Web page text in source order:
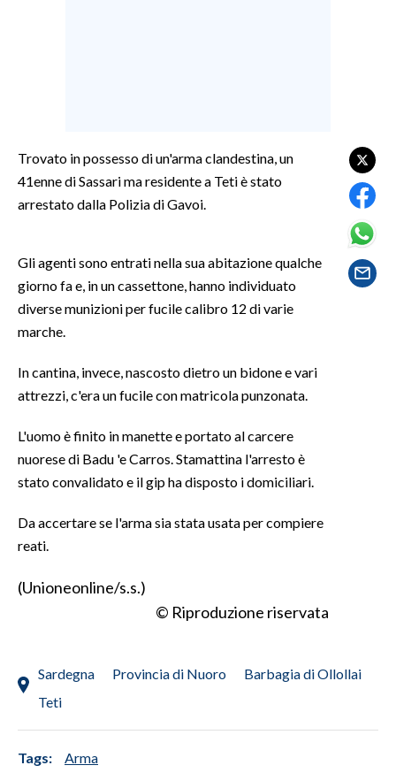
CULTURA
SPETTACOLI
SALUTE
SARDEGNA TURISMO
SARDI NEL MONDO
NOTIZIE
#CARAUNIONE
INSULARITÀ
INFO AZIENDE
NECROLOGI
PUBBLICITÀ
SPIAGGE
STORE
Trovato in possesso di un'arma clandestina, un
41enne di Sassari ma residente a Teti è stato
arrestato dalla Polizia di Gavoi.
Gli agenti sono entrati nella sua abitazione qualche
giorno fa e, in un cassettone, hanno individuato
diverse munizioni per fucile calibro 12 di varie
marche.
In cantina, invece, nascosto dietro un bidone e vari
attrezzi, c'era un fucile con matricola punzonata.
L'uomo è finito in manette e portato al carcere
nuorese di Badu 'e Carros. Stamattina l'arresto è
stato convalidato e il gip ha disposto i domiciliari.
Da accertare se l'arma sia stata usata per compiere
reati.
(Unioneonline/s.s.)
© Riproduzione riservata
Sardegna Provincia di Nuoro
Barbagia di Ollollai
Teti
Tags: Arma